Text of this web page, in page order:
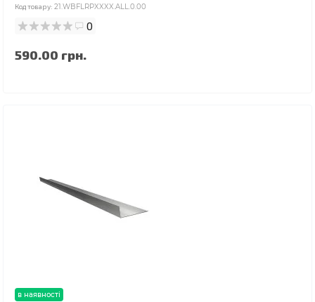
Код товару: 21.WBFLRPXXXX.ALL.0.00
0
590.00 грн.
в наявності